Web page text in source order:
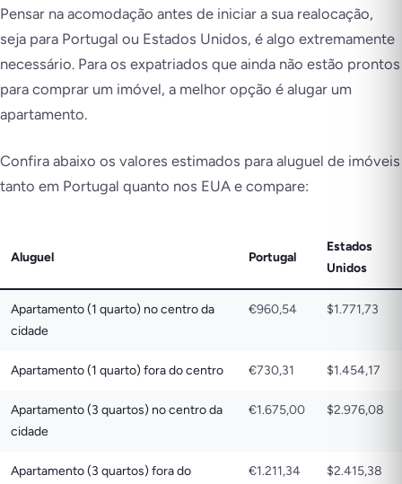
Pensar na acomodação antes de iniciar a sua realocação,
seja para Portugal ou Estados Unidos, é algo extremamente
necessário. Para os expatriados que ainda não estão prontos
para comprar um imóvel, a melhor opção é alugar um
apartamento.
Confira abaixo os valores estimados para aluguel de imóveis
tanto em Portugal quanto nos EUA e compare:
Aluguel Portugal
Estados
Unidos
Apartamento (1 quarto) no centro da
cidade
€960,54 $1.771,73
Apartamento (1 quarto) fora do centro €730,31 $1.454,17
Apartamento (3 quartos) no centro da
cidade
€1.675,00 $2.976,08
Apartamento (3 quartos) fora do
€1.211,34 $2.415,38